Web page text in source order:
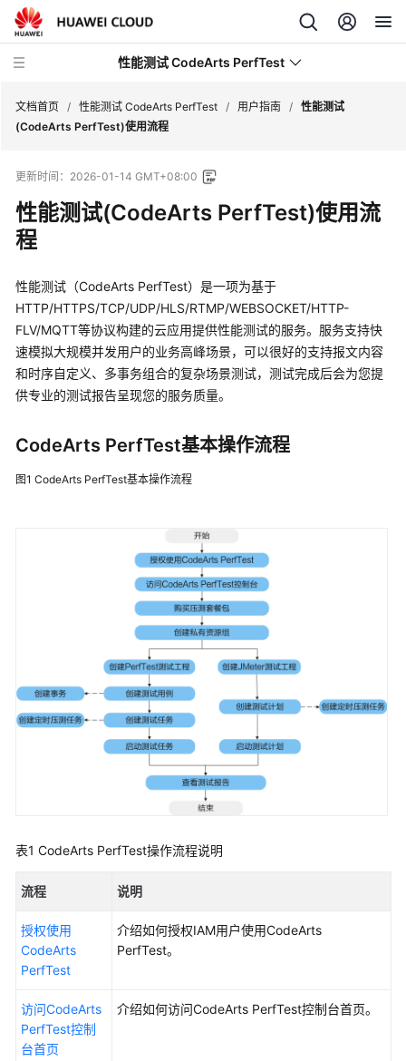
性能测试 CodeArts PerfTest
新
动
态
品
介
绍
计
费
说
速
能
测
试
(CodeArts
程
IAM
授
予
用
CodeArts
PerfTest
文档首页 / 性能测试 CodeArts PerfTest / 用户指南 / 性能测试
(CodeArts PerfTest)使用流程
更新时间： 2026-01-14 GMT+08:00
性能测试(CodeArts PerfTest)使用流
程
性能测试（CodeArts PerfTest）是一项为基于
HTTP/HTTPS/TCP/UDP/HLS/RTMP/WEBSOCKET/HTTP-
FLV/MQTT等协议构建的云应用提供性能测试的服务。服务支持快
速模拟大规模并发用户的业务高峰场景，可以很好的支持报文内容
和时序自定义、多事务组合的复杂场景测试，测试完成后会为您提
供专业的测试报告呈现您的服务质量。
CodeArts PerfTest基本操作流程
图1 CodeArts PerfTest基本操作流程
表1 CodeArts PerfTest操作流程说明
流程 说明
授权使用
CodeArts
PerfTest
介绍如何授权IAM用户使用CodeArts
PerfTest。
访问CodeArts
PerfTest控制
台首页
介绍如何访问CodeArts PerfTest控制台首页。